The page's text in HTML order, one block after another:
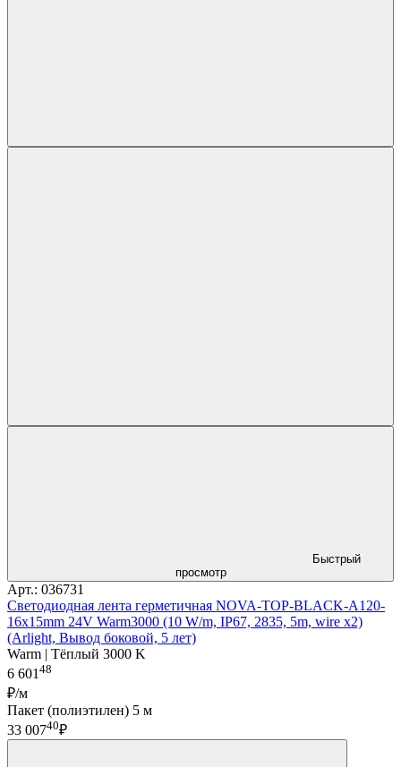
Быстрый
просмотр
Арт.: 036731
Светодиодная лента герметичная NOVA-TOP-BLACK-A120-
16x15mm 24V Warm3000 (10 W/m, IP67, 2835, 5m, wire x2)
(Arlight, Вывод боковой, 5 лет)
Warm | Тёплый 3000 K
6 60148
₽/м
Пакет (полиэтилен) 5 м
33 00740₽